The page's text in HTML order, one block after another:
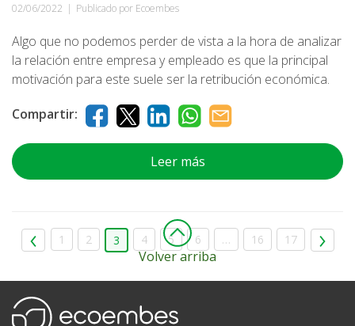
02/06/2022 | Publicado por Ecoembes
Algo que no podemos perder de vista a la hora de analizar
la relación entre empresa y empleado es que la principal
motivación para este suele ser la retribución económica.
Compartir:
Leer más
1 2 3 4 5 6 … 16 17
Volver arriba